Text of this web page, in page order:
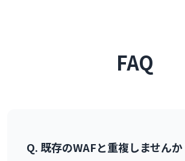
FAQ
Q. 既存のWAFと重複しませんか